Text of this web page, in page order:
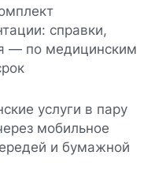
справки,
— по медицинским
услуги в пару
мобильное
и бумажной